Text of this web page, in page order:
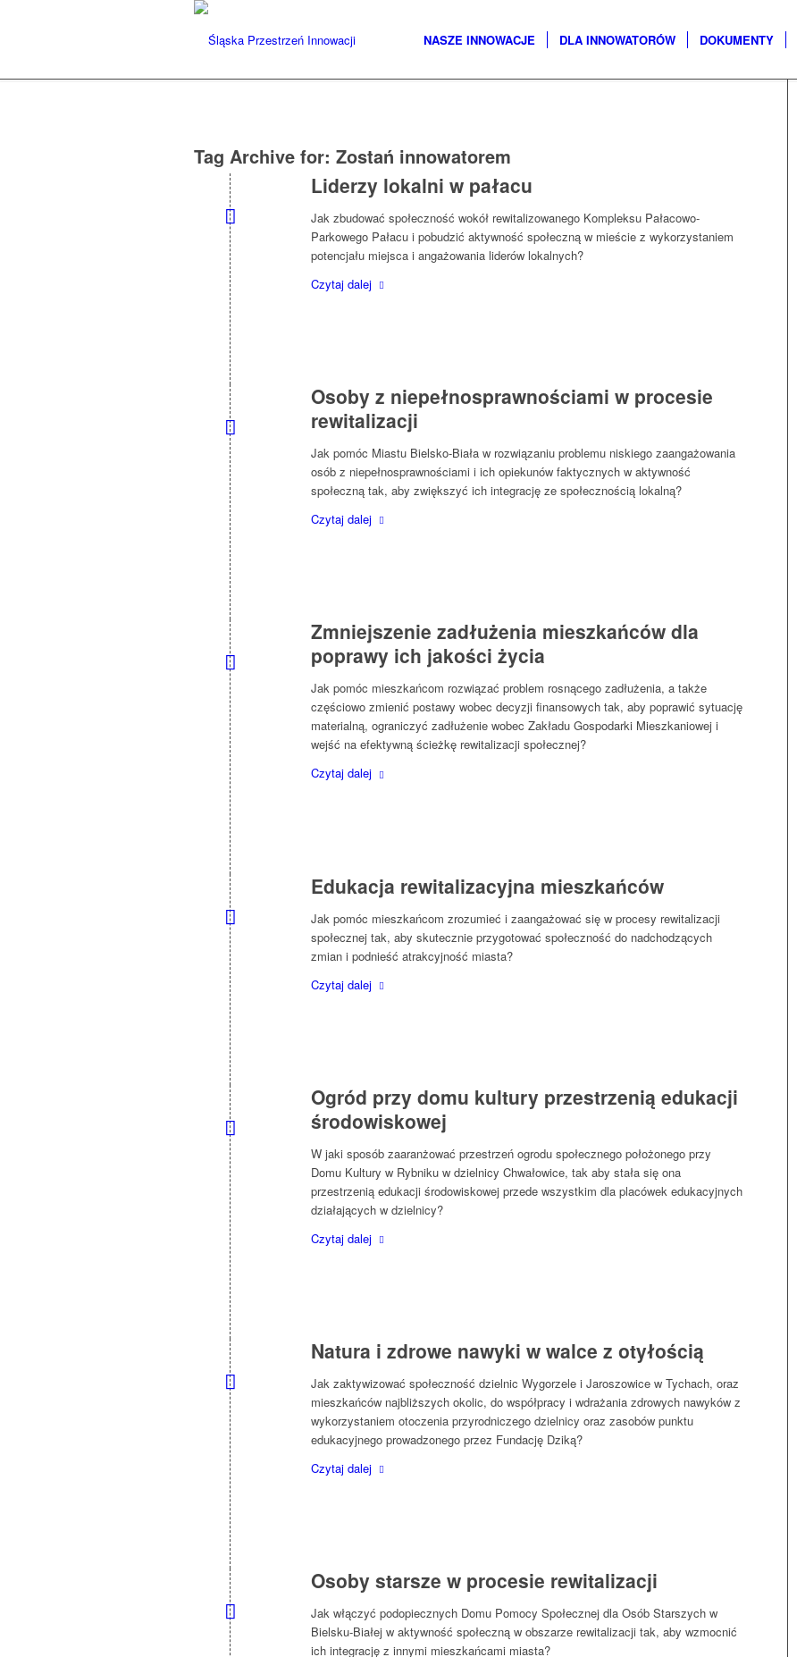
NASZE INNOWACJE DLA INNOWATORÓW DOKUMENTY
Tag Archive for: Zostań innowatorem
Liderzy lokalni w pałacu
Jak zbudować społeczność wokół rewitalizowanego Kompleksu Pałacowo-
Parkowego Pałacu i pobudzić aktywność społeczną w mieście z wykorzystaniem
potencjału miejsca i angażowania liderów lokalnych?
Czytaj dalej
Osoby z niepełnosprawnościami w procesie
rewitalizacji
Jak pomóc Miastu Bielsko-Biała w rozwiązaniu problemu niskiego zaangażowania
osób z niepełnosprawnościami i ich opiekunów faktycznych w aktywność
społeczną tak, aby zwiększyć ich integrację ze społecznością lokalną?
Czytaj dalej
Zmniejszenie zadłużenia mieszkańców dla
poprawy ich jakości życia
Jak pomóc mieszkańcom rozwiązać problem rosnącego zadłużenia, a także
częściowo zmienić postawy wobec decyzji finansowych tak, aby poprawić sytuację
materialną, ograniczyć zadłużenie wobec Zakładu Gospodarki Mieszkaniowej i
wejść na efektywną ścieżkę rewitalizacji społecznej?
Czytaj dalej
Edukacja rewitalizacyjna mieszkańców
Jak pomóc mieszkańcom zrozumieć i zaangażować się w procesy rewitalizacji
społecznej tak, aby skutecznie przygotować społeczność do nadchodzących
zmian i podnieść atrakcyjność miasta?
Czytaj dalej
Ogród przy domu kultury przestrzenią edukacji
środowiskowej
W jaki sposób zaaranżować przestrzeń ogrodu społecznego położonego przy
Domu Kultury w Rybniku w dzielnicy Chwałowice, tak aby stała się ona
przestrzenią edukacji środowiskowej przede wszystkim dla placówek edukacyjnych
działających w dzielnicy?
Czytaj dalej
Natura i zdrowe nawyki w walce z otyłością
Jak zaktywizować społeczność dzielnic Wygorzele i Jaroszowice w Tychach, oraz
mieszkańców najbliższych okolic, do współpracy i wdrażania zdrowych nawyków z
wykorzystaniem otoczenia przyrodniczego dzielnicy oraz zasobów punktu
edukacyjnego prowadzonego przez Fundację Dziką?
Czytaj dalej
Osoby starsze w procesie rewitalizacji
Jak włączyć podopiecznych Domu Pomocy Społecznej dla Osób Starszych w
Bielsku-Białej w aktywność społeczną w obszarze rewitalizacji tak, aby wzmocnić
ich integrację z innymi mieszkańcami miasta?